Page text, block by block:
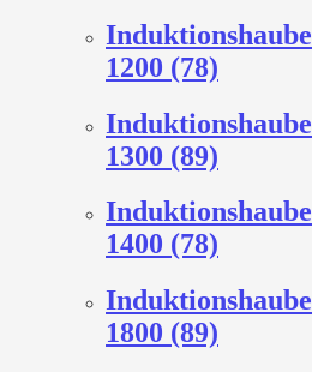
Induktionshaube
1200 (78)
Induktionshaube
1300 (89)
Induktionshaube
1400 (78)
Induktionshaube
1800 (89)